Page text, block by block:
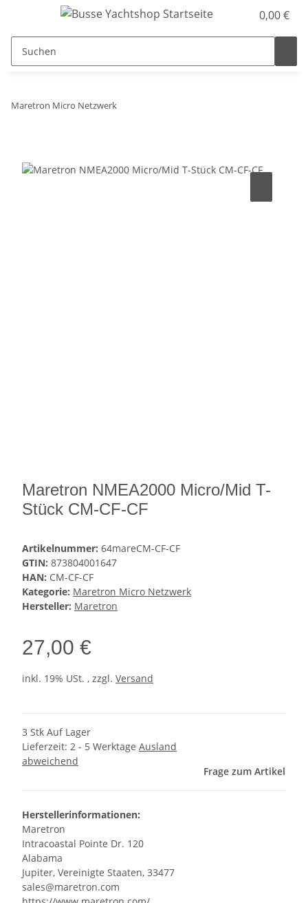
0,00 €
Maretron Micro Netzwerk
Maretron NMEA2000 Micro/Mid T-
Stück CM-CF-CF
Artikelnummer: 64mareCM-CF-CF
GTIN: 873804001647
HAN: CM-CF-CF
Kategorie: Maretron Micro Netzwerk
Hersteller: Maretron
27,00 €
inkl. 19% USt. , zzgl. Versand
3 Stk Auf Lager
Lieferzeit: 2 - 5 Werktage Ausland
abweichend
Frage zum Artikel
Herstellerinformationen:
Maretron
Intracoastal Pointe Dr. 120
Alabama
Jupiter, Vereinigte Staaten, 33477
sales@maretron.com